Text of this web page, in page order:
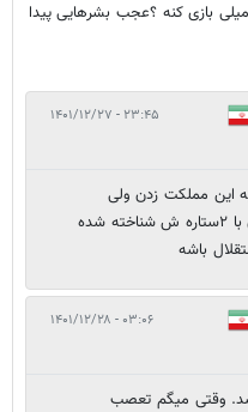
بازی کنه ؟عجب بشرهایی پیدا
۲۳:۴۵ - ۱۴۰۱/۱۲/۲۷
این مملکت زدن ولی
حداقل استقلال توی آسیا و جهان با ۲ستاره ش شناخته شده
باشه
۰۳:۰۶ - ۱۴۰۱/۱۲/۲۸
وقتی میگم تعصب